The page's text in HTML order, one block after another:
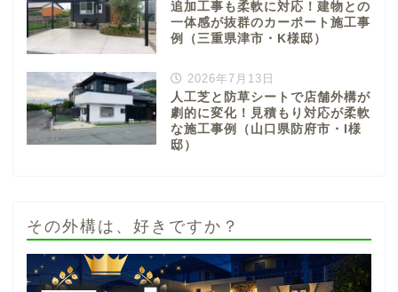
追加工事も柔軟に対応！建物との
一体感が抜群のカーポート施工事
例（三重県津市・K様邸）
2026年7月13日
人工芝と防草シートで店舗外構が
劇的に変化！見積もり対応が柔軟
な施工事例（山口県防府市・I様
邸）
その外構は、好きですか？